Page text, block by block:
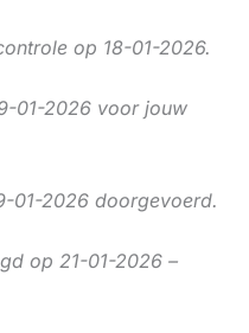
op 18-01-2026.
01-2026 voor jouw
01-2026 doorgevoerd.
op 21-01-2026 –